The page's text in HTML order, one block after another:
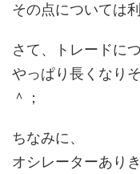
その点については
さて、トレードに
やっぱり長くなり
＾；
ちなみに、
オシレーターあり